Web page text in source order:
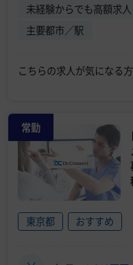
未経験からでも高額求人
主要都市／駅
こちらの求人が気になる
常勤
東京都 おすすめ